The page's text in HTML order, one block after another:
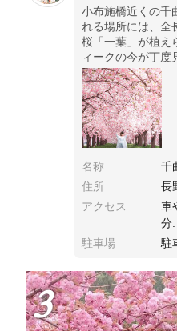
小布施橋近くの千
れる場所には、全
桜「一葉」が植え
ィークの今が丁度
名称
千
住所
長
アクセス
車
分.
駐車場
駐
3